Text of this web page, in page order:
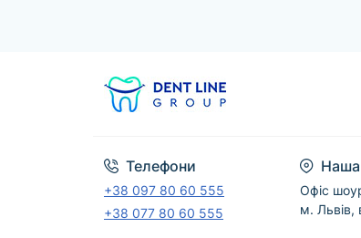
Телефони
+38 097 80 60 555
+38 077 80 60 555
Наша
Офіс
м. Львів,